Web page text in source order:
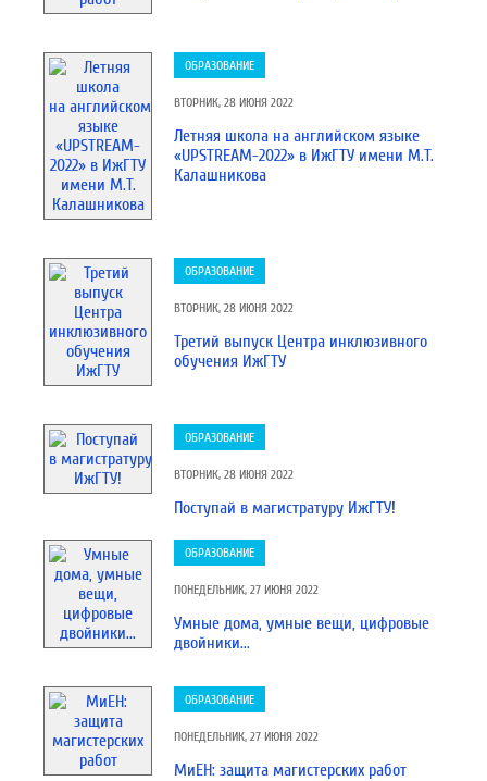
ОБРАЗОВАНИЕ
ВТОРНИК, 28 ИЮНЯ 2022
Летняя школа на английском языке
«UPSTREAM-2022» в ИжГТУ имени М.Т.
Калашникова
ОБРАЗОВАНИЕ
ВТОРНИК, 28 ИЮНЯ 2022
Третий выпуск Центра инклюзивного
обучения ИжГТУ
ОБРАЗОВАНИЕ
ВТОРНИК, 28 ИЮНЯ 2022
Поступай в магистратуру ИжГТУ!
ОБРАЗОВАНИЕ
ПОНЕДЕЛЬНИК, 27 ИЮНЯ 2022
Умные дома, умные вещи, цифровые
двойники...
ОБРАЗОВАНИЕ
ПОНЕДЕЛЬНИК, 27 ИЮНЯ 2022
МиЕН: защита магистерских работ